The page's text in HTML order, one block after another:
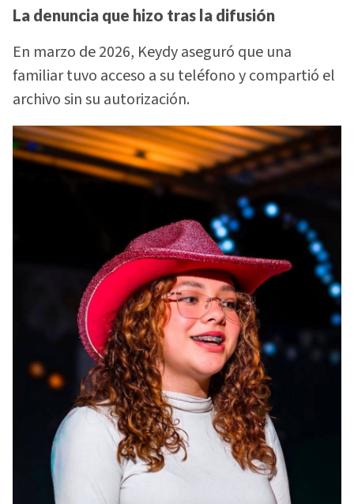
La denuncia que hizo tras la difusión
En marzo de 2026, Keydy aseguró que una
familiar tuvo acceso a su teléfono y compartió el
archivo sin su autorización.